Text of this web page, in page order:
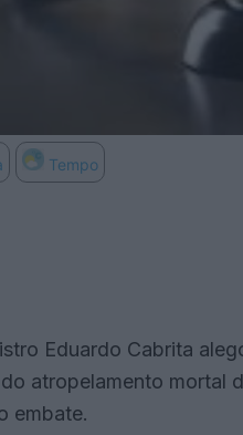
Tempo
Eduardo Cabrita
atropelamento mortal
embate.